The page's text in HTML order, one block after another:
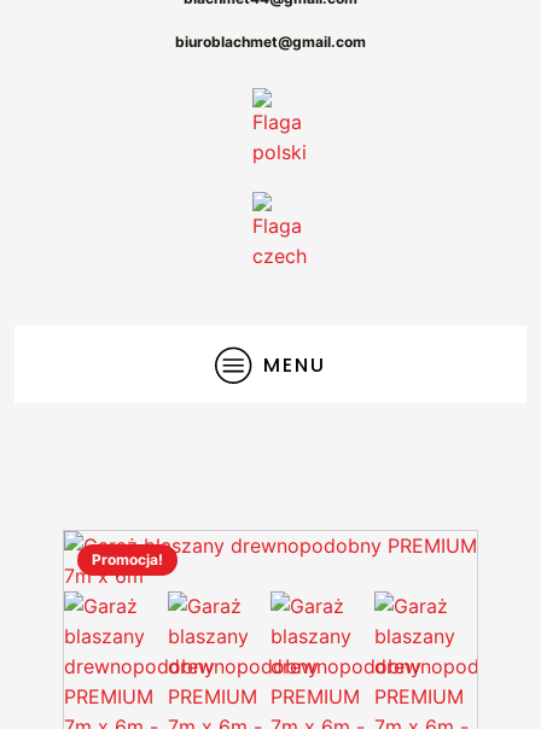
biuroblachmet@gmail.com
MENU
Promocja!